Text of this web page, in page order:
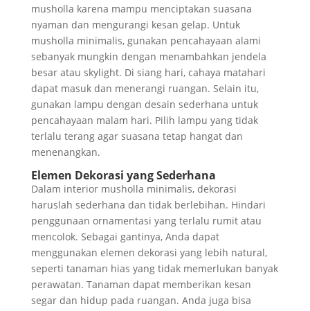
musholla karena mampu menciptakan suasana
nyaman dan mengurangi kesan gelap. Untuk
musholla minimalis, gunakan pencahayaan alami
sebanyak mungkin dengan menambahkan jendela
besar atau skylight. Di siang hari, cahaya matahari
dapat masuk dan menerangi ruangan. Selain itu,
gunakan lampu dengan desain sederhana untuk
pencahayaan malam hari. Pilih lampu yang tidak
terlalu terang agar suasana tetap hangat dan
menenangkan.
Elemen Dekorasi yang Sederhana
Dalam interior musholla minimalis, dekorasi
haruslah sederhana dan tidak berlebihan. Hindari
penggunaan ornamentasi yang terlalu rumit atau
mencolok. Sebagai gantinya, Anda dapat
menggunakan elemen dekorasi yang lebih natural,
seperti tanaman hias yang tidak memerlukan banyak
perawatan. Tanaman dapat memberikan kesan
segar dan hidup pada ruangan. Anda juga bisa